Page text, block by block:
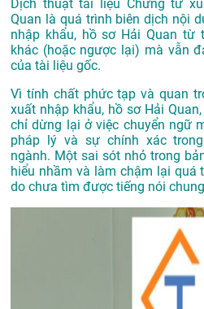
Dịch thuật tài liệu Chứng từ
Quan là quá trình biên dịch nội
nhập khẩu, hồ sơ Hải Quan từ
khác (hoặc ngược lại) mà vẫn
của tài liệu gốc.
Vì tính chất phức tạp và quan
xuất nhập khẩu, hồ sơ Hải
chỉ dừng lại ở việc chuyển ngữ
pháp lý và sự chính xác
ngành. Một sai sót nhỏ trong
hiểu nhầm và làm chậm lại quá
do chưa tìm được tiếng nói chung